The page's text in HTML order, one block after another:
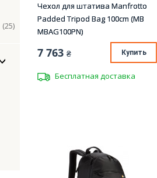
(25)
Чехол для штатива Manfrotto
Padded Tripod Bag 100cm (MB
MBAG100PN)
7 763 ₴ Купить
Бесплатная доставка